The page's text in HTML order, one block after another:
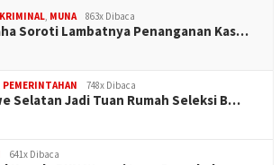
KRIMINAL MUNA 863x Dibaca
Soroti Lambatnya Penanganan Kas…
PEMERINTAHAN 748x Dibaca
Selatan Jadi Tuan Rumah Seleksi B…
641x Dibaca